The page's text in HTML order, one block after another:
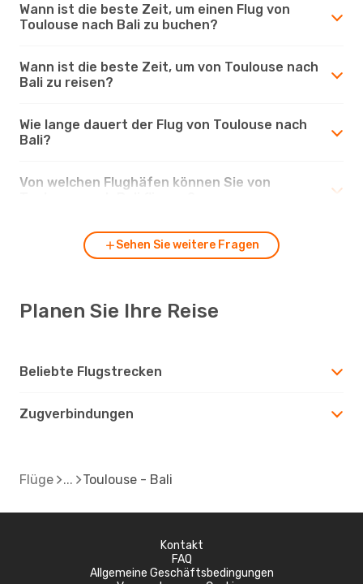
Wann ist die beste Zeit, um einen Flug von
Toulouse nach Bali zu buchen?
Wann ist die beste Zeit, um von Toulouse nach
Bali zu reisen?
Wie lange dauert der Flug von Toulouse nach
Bali?
Von welchen Flughäfen können Sie von
Sehen Sie weitere Fragen
Planen Sie Ihre Reise
Beliebte Flugstrecken
Zugverbindungen
Flüge Toulouse - Bali
Kontakt
FAQ
Allgemeine Geschäftsbedingungen